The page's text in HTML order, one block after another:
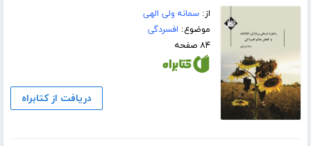
از:سمانه ولی الهی
موضوع: افسردگی
۸۴ صفحه
دریافت از کتابراه